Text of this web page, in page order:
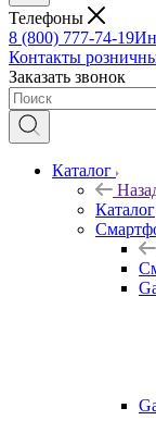
Телефоны
8 (800) 777-74-19
Контакты
Заказать звонок
Каталог
Каталог